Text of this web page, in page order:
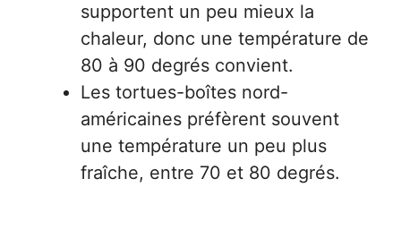
supportent un peu mieux la
chaleur, donc une température de
80 à 90 degrés convient.
Les tortues-boîtes nord-
américaines préfèrent souvent
une température un peu plus
fraîche, entre 70 et 80 degrés.